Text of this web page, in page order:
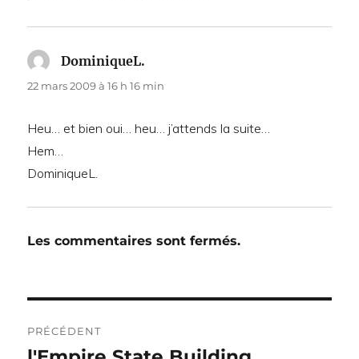
DominiqueL.
22 mars 2009 à 16 h 16 min
Heu… et bien oui… heu… j’attends la suite…
Hem…
DominiqueL.
Les commentaires sont fermés.
de
PRÉCÉDENT
Publication